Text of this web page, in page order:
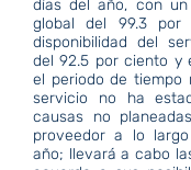
días del año, con
global del 99.3 por
disponibilidad del
del 92.5 por ciento y
el periodo de tiempo
servicio no ha
causas no
proveedor a lo
año; llevará a cabo